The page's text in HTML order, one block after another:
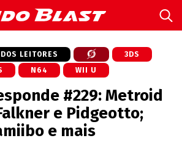
LEITORES
3DS
N64 WII U
#229: Metroid
e Pidgeotto;
e mais